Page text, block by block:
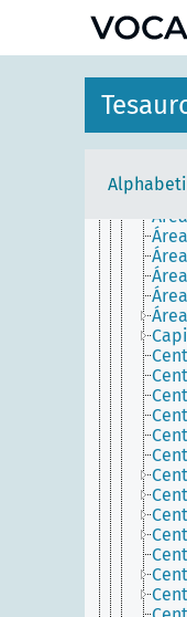
Lugares